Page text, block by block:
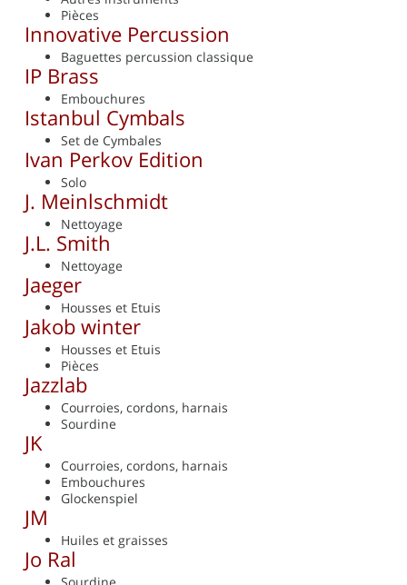
Pièces
Innovative Percussion
Baguettes percussion classique
IP Brass
Embouchures
Istanbul Cymbals
Set de Cymbales
Ivan Perkov Edition
Solo
J. Meinlschmidt
Nettoyage
J.L. Smith
Nettoyage
Jaeger
Housses et Etuis
Jakob winter
Housses et Etuis
Pièces
Jazzlab
Courroies, cordons, harnais
Sourdine
JK
Courroies, cordons, harnais
Embouchures
Glockenspiel
JM
Huiles et graisses
Jo Ral